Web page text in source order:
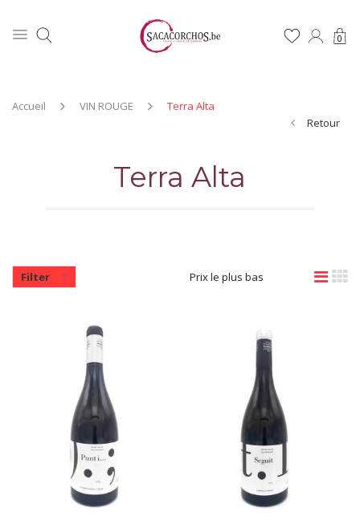
0
Accueil VIN ROUGE
Terra Alta
Retour
Terra Alta
Filter Prix le plus bas